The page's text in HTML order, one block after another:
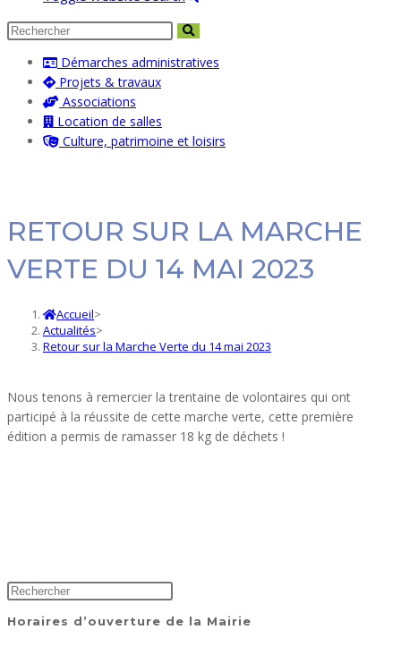
Démarches administratives
Projets & travaux
Associations
Location de salles
Culture, patrimoine et loisirs
RETOUR SUR LA MARCHE
VERTE DU 14 MAI 2023
Accueil>
Actualités>
Retour sur la Marche Verte du 14 mai 2023
Nous tenons à remercier la trentaine de volontaires qui ont
participé à la réussite de cette marche verte, cette première
édition a permis de ramasser 18 kg de déchets !
Horaires d’ouverture de la Mairie